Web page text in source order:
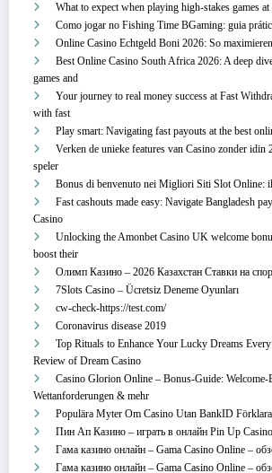
What to expect when playing high-stakes games
Como jogar no Fishing Time BGaming: guia
Online Casino Echtgeld Boni 2026: So
Best Online Casino South Africa 2026: A deep
games and
Your journey to real money success at Fast
with fast
Play smart: Navigating fast payouts at the best
Verken de unieke features van Casino zonder idin
speler
Bonus di benvenuto nei Migliori Siti Slot Online:
Fast cashouts made easy: Navigate Bangladesh
Casino
Unlocking the Amonbet Casino UK welcome
boost their
Олимп Казино – 2026 Казахстан Ставки на
7Slots Casino – Ücretsiz Deneme Oyunları
cw-check-https://test.com/
Coronavirus disease 2019
Top Rituals to Enhance Your Lucky Dreams
Review of Dream Casino
Casino Glorion Online – Bonus‑Guide:
Wettanforderungen & mehr
Populära Myter Om Casino Utan BankID
Пин Ап Казино – играть в онлайн Pin Up
Гама казино онлайн – Gama Casino Online –
Гама казино онлайн – Gama Casino Online –